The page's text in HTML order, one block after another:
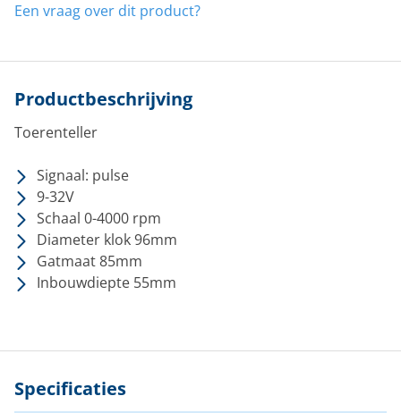
Een vraag over dit product?
Productbeschrijving
Toerenteller
Signaal: pulse
9-32V
Schaal 0-4000 rpm
Diameter klok 96mm
Gatmaat 85mm
Inbouwdiepte 55mm
Specificaties